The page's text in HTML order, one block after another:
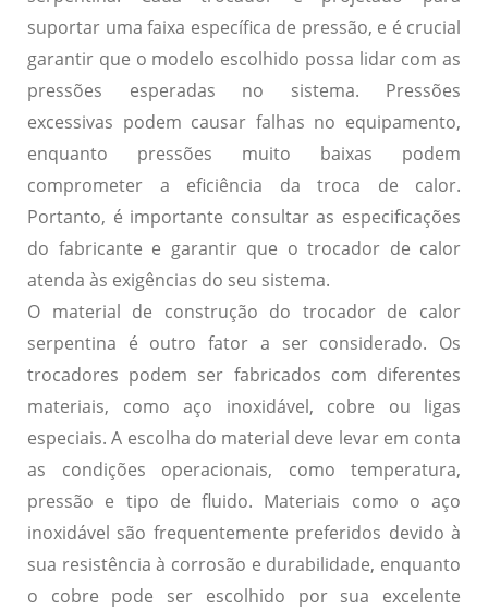
suportar uma faixa específica de pressão, e é crucial
garantir que o modelo escolhido possa lidar com as
pressões esperadas no sistema. Pressões
excessivas podem causar falhas no equipamento,
enquanto pressões muito baixas podem
comprometer a eficiência da troca de calor.
Portanto, é importante consultar as especificações
do fabricante e garantir que o trocador de calor
atenda às exigências do seu sistema.
O material de construção do trocador de calor
serpentina é outro fator a ser considerado. Os
trocadores podem ser fabricados com diferentes
materiais, como aço inoxidável, cobre ou ligas
especiais. A escolha do material deve levar em conta
as condições operacionais, como temperatura,
pressão e tipo de fluido. Materiais como o aço
inoxidável são frequentemente preferidos devido à
sua resistência à corrosão e durabilidade, enquanto
o cobre pode ser escolhido por sua excelente